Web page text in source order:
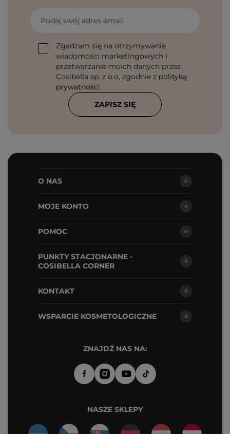
Podaj swój adres email
Zgadzam się na otrzymywanie
wiadomości marketingowych i
przetwarzanie moich danych przez
Cosibella sp. z o.o, zgodnie z polityką
prywatności.
ZAPISZ SIĘ
O NAS
MOJE KONTO
POMOC
PUNKTY STACJONARNE -
COSIBELLA CORNER
KONTAKT
WSPARCIE KOSMETOLOGICZNE
ZNAJDŹ NAS NA:
NASZE SKLEPY